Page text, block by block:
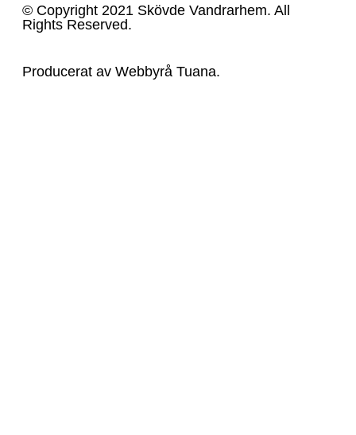
© Copyright 2021 Skövde Vandrarhem. All
Rights Reserved.
Producerat av Webbyrå Tuana.